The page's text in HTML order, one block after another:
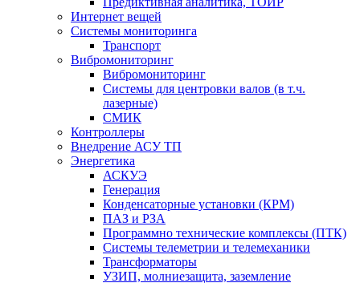
Интернет вещей
Системы мониторинга
Транспорт
Вибромониторинг
Вибромониторинг
Системы для центровки валов (в т.ч.
лазерные)
СМИК
Контроллеры
Внедрение АСУ ТП
Энергетика
АСКУЭ
Генерация
Конденсаторные установки (КРМ)
ПАЗ и РЗА
Программно технические комплексы (ПТК)
Системы телеметрии и телемеханики
Трансформаторы
УЗИП, молниезащита, заземление